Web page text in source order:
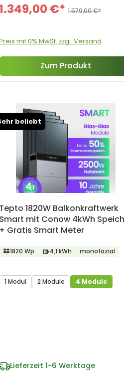
€* 1.579,00 €*
mit 0% MwSt. zzgl. Versand
Zum Produkt
beliebt
Tepto 1820W Balkonkraftwerk
Smart mit Conow 4kWh
+ Gratis Smart Meter
1820 Wp 4,1 kWh monofazial
1 Modul 2 Module 4 Module
Lieferzeit 1-6 Werktage